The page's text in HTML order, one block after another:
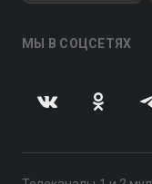
МЫ В СОЦСЕТЯХ